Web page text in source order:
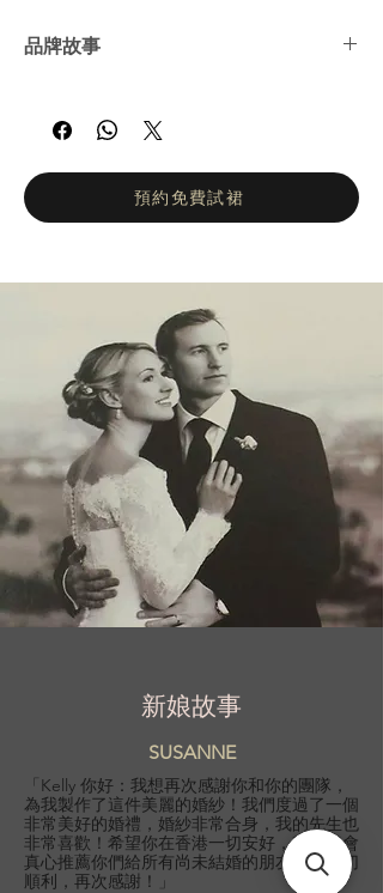
品牌故事
與柔情的婚紗。全新 Legend 系列 彰顯愛與
感性，融合優雅與精緻。每一片蕾絲與珠飾皆
人驚艷的整體造型。她的理想新娘既溫柔又勇
敢，滿懷夢想與魅力。在 Selestia Paris，核
預約免費試裙
新娘故事
SUSANNE
「Kelly 你好：我想再次感謝你和你的團隊，
為我製作了這件美麗的婚紗！我們度過了一個
非常美好的婚禮，婚紗非常合身，我的先生也
非常喜歡！希望你在香港一切安好，我一定會
真心推薦你們給所有尚未結婚的朋友！祝一切
順利，再次感謝！」